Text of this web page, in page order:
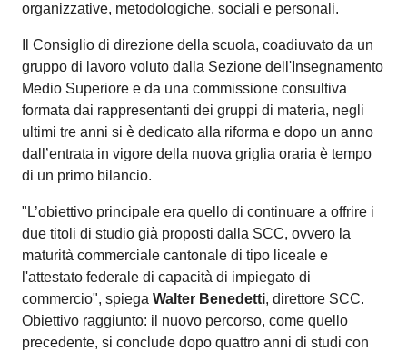
organizzative, metodologiche, sociali e personali.
Il Consiglio di direzione della scuola, coadiuvato da un
gruppo di lavoro voluto dalla Sezione dell'Insegnamento
Medio Superiore e da una commissione consultiva
formata dai rappresentanti dei gruppi di materia, negli
ultimi tre anni si è dedicato alla riforma e dopo un anno
dall’entrata in vigore della nuova griglia oraria è tempo
di un primo bilancio.
"L’obiettivo principale era quello di continuare a offrire i
due titoli di studio già proposti dalla SCC, ovvero la
maturità commerciale cantonale di tipo liceale e
l'attestato federale di capacità di impiegato di
commercio", spiega Walter Benedetti, direttore SCC.
Obiettivo raggiunto: il nuovo percorso, come quello
precedente, si conclude dopo quattro anni di studi con